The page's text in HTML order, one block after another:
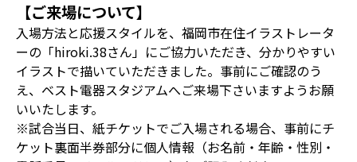
【ご来場について】
入場方法と応援スタイルを、福岡市在住イラストレータ
ーの「hiroki.38さん」にご協力いただき、分かりやすい
イラストで描いていただきました。事前にご確認のう
え、ベスト電器スタジアムへご来場下さいますようお願
いいたします。
※試合当日、紙チケットでご入場される場合、事前にチ
ケット裏面半券部分に個人情報（お名前・年齢・性別・